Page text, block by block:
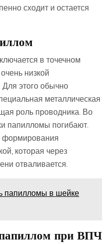
сходит и остается
в точечном
низкой
Для этого обычно
металлическая
роль проводника. Во
папилломы погибают.
формирования
которая через
отваливается.
папилломы в шейке
папиллом при ВПЧ